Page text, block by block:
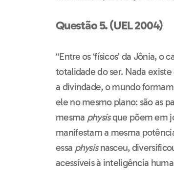
Questão 5. (UEL 2004)
“Entre os ‘físicos’ da Jônia,
totalidade do ser. Nada
a divindade, o mundo
ele no mesmo plano: são as
mesma physisque põem em
manifestam a mesma
essa physisnasceu,
acessíveis à inteligência